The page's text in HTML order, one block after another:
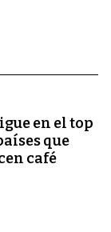
en el top
que
café